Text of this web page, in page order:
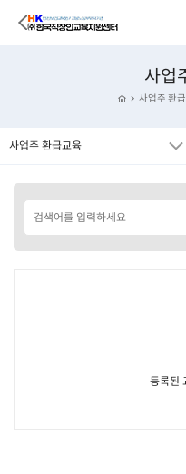
사업
사업주 환
사업주 환급교육
등록된